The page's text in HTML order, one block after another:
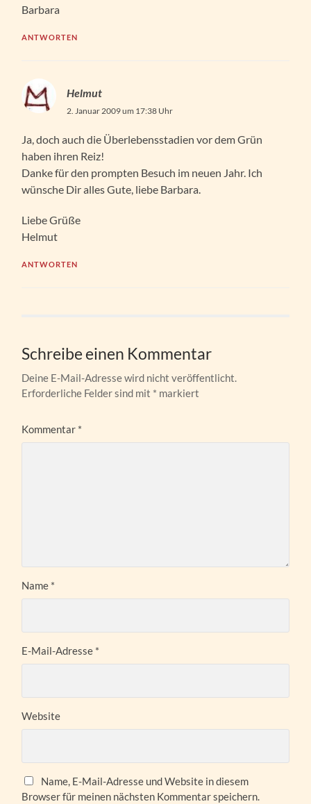
Barbara
ANTWORTEN
Helmut
2. Januar 2009 um 17:38 Uhr
Ja, doch auch die Überlebensstadien vor dem Grün
haben ihren Reiz!
Danke für den prompten Besuch im neuen Jahr. Ich
wünsche Dir alles Gute, liebe Barbara.
Liebe Grüße
Helmut
ANTWORTEN
Schreibe einen Kommentar
Deine E-Mail-Adresse wird nicht veröffentlicht.
Erforderliche Felder sind mit * markiert
Kommentar *
Name *
E-Mail-Adresse *
Website
Name, E-Mail-Adresse und Website in diesem
Browser für meinen nächsten Kommentar speichern.